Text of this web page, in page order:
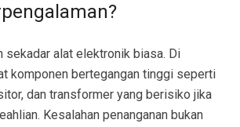
sekadar alat elektronik biasa. Di
komponen bertegangan tinggi seperti
dan transformer yang berisiko jika
Kesalahan penanganan bukan